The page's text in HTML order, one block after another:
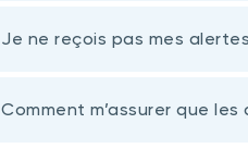
Je ne reçois pas mes
Comment m’assurer que